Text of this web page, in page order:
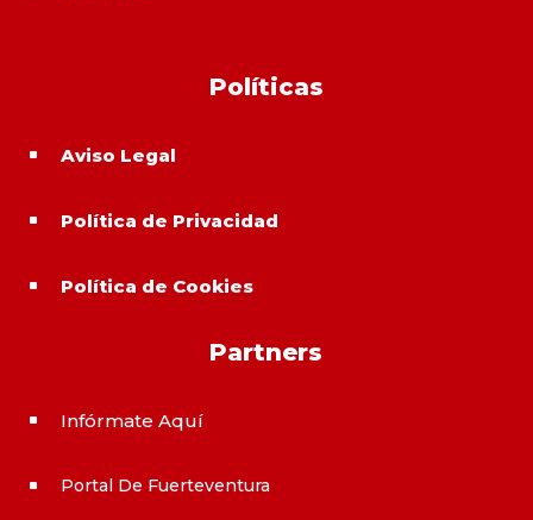
Políticas
^ Aviso Legal
^ Política de Privacidad
^ Política de Cookies
Partners
^ Infórmate Aquí
^ Portal De Fuerteventura